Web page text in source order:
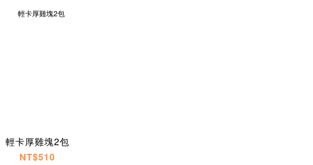
輕卡厚雞塊2包
NT$510